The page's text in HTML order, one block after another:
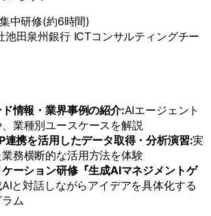
中研修(約6時間)
池田泉州銀行 ICTコンサルティングチー
情報・業界事例の紹介:AIエージェント
業種別ユースケースを解説
連携を活用したデータ取得・分析演習:実
務横断的な活用方法を体験
ーション研修『生成AIマネジメントゲ
と対話しながらアイデアを具体化する
ム